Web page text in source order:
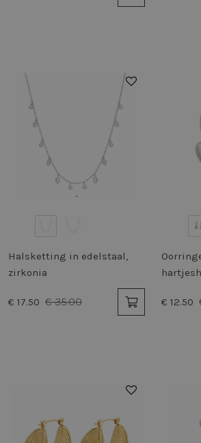
50%
Halsketting in edelstaal,
zirkonia
€ 17.50 € 35.00 € 12.50